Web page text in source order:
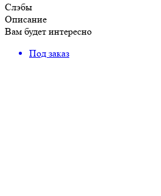
Слэбы
Описание
Вам будет интересно
Под заказ